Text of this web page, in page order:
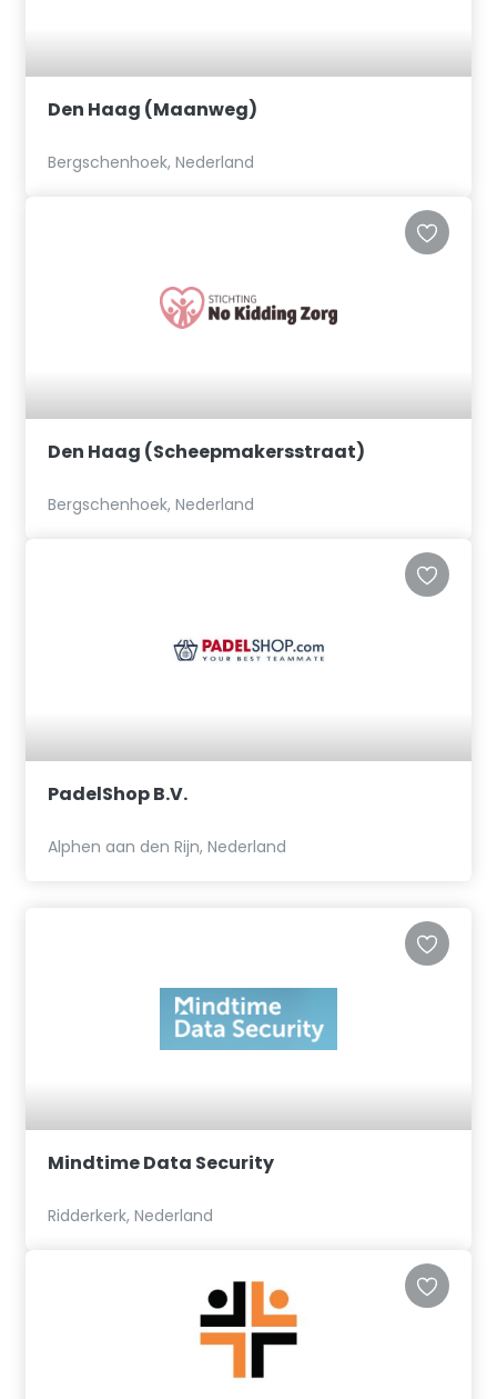
Den Haag (Maanweg)
Bergschenhoek, Nederland
Den Haag (Scheepmakersstraat)
Bergschenhoek, Nederland
PadelShop B.V.
Alphen aan den Rijn, Nederland
Mindtime Data Security
Ridderkerk, Nederland